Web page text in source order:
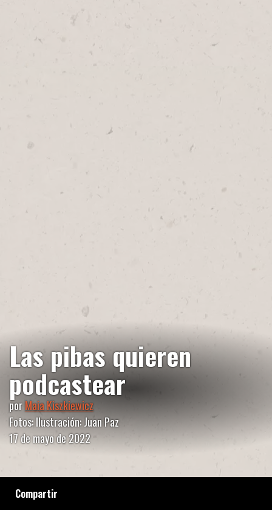
Compartir
Las pibas quieren
podcastear
porMaia Kiszkiewicz
Fotos: Ilustración: Juan Paz
17 de mayo de 2022